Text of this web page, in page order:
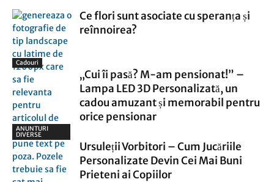
Ce flori sunt asociate cu speranța și
reînnoirea?
Cadouri
„Cui îi pasă? M-am pensionat!” –
Lampa LED 3D Personalizată, un
cadou amuzant și memorabil pentru
orice pensionar
ANUNTURI
DIVERSE
Ursuleții Vorbitori – Cum Jucăriile
Personalizate Devin Cei Mai Buni
Prieteni ai Copiilor